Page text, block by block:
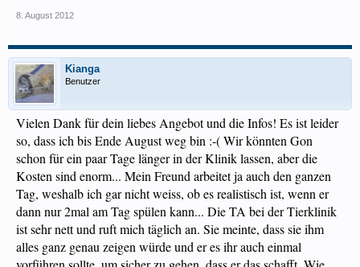
8. August 2012
Kianga
Benutzer
Vielen Dank für dein liebes Angebot und die Infos! Es ist leider
so, dass ich bis Ende August weg bin :-( Wir könnten Gon
schon für ein paar Tage länger in der Klinik lassen, aber die
Kosten sind enorm... Mein Freund arbeitet ja auch den ganzen
Tag, weshalb ich gar nicht weiss, ob es realistisch ist, wenn er
dann nur 2mal am Tag spülen kann... Die TA bei der Tierklinik
ist sehr nett und ruft mich täglich an. Sie meinte, dass sie ihm
alles ganz genau zeigen würde und er es ihr auch einmal